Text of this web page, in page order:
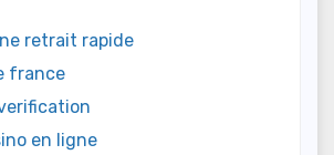
retrait rapide
france
en ligne